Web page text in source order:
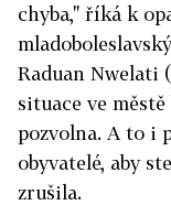
chyba," říká k
Raduan Nwelati
situace ve
pozvolna. A to i
obyvatelé, aby
zrušila.